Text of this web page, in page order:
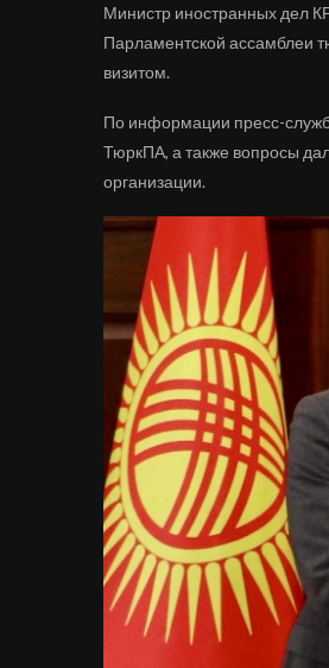
Министр иностранных дел
Парламентской ассамблеи
визитом.
По информации пресс-
ТюркПА, а также вопросы
организации.